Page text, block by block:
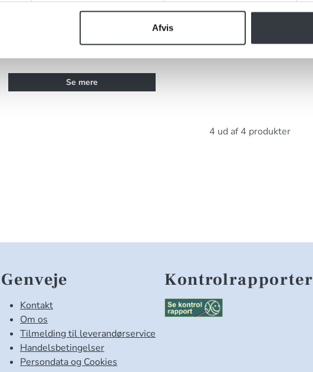
Afvis
Se mere
4 ud af 4 produkter
Genveje
Kontakt
Om os
Tilmelding til leverandørservice
Handelsbetingelser
Persondata og Cookies
Kontrolrapporter